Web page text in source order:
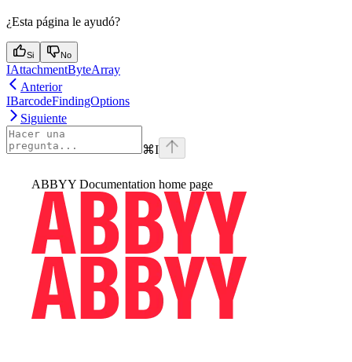
¿Esta página le ayudó?
Si No
IAttachmentByteArray
Anterior
IBarcodeFindingOptions
Siguiente
⌘I
ABBYY Documentation home page